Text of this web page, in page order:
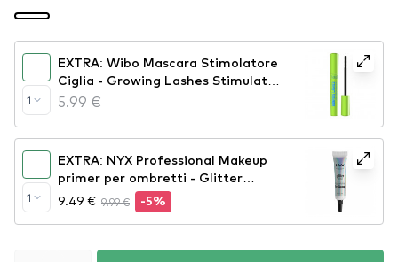
1
EXTRA: Wibo Mascara Stimolatore
Ciglia - Growing Lashes Stimulator
Mascara (OC096)
5.99 €
1
EXTRA: NYX Professional Makeup
primer per ombretti - Glitter
Primer (GLIP01)
9.49 € 9.99 € -5%